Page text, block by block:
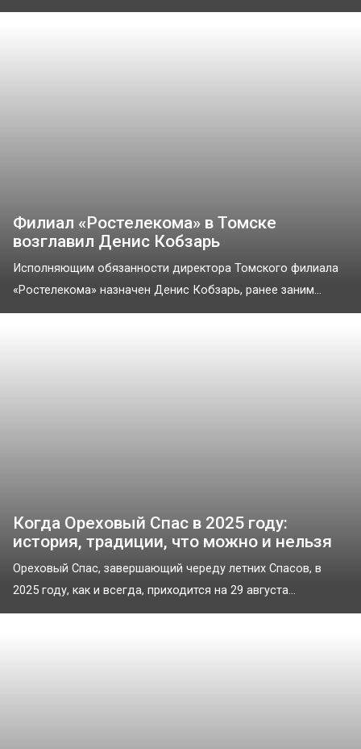
Филиал «Ростелекома» в Томске
возглавил Денис Кобзарь
Исполняющим обязанности директора Томского филиала
«Ростелекома» назначен Денис Кобзарь, ранее заним...
Когда Ореховый Спас в 2025 году:
история, традиции, что можно и нельзя
Ореховый Спас, завершающий череду летних Спасов, в
2025 году, как и всегда, приходится на 29 августа...